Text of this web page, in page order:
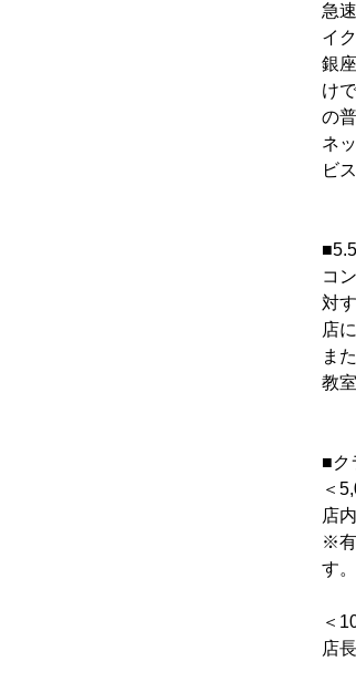
急
イ
銀
け
の
ネ
ビ
コ
対
店
ま
教
■ク
＜
店
※有
す。
＜
店